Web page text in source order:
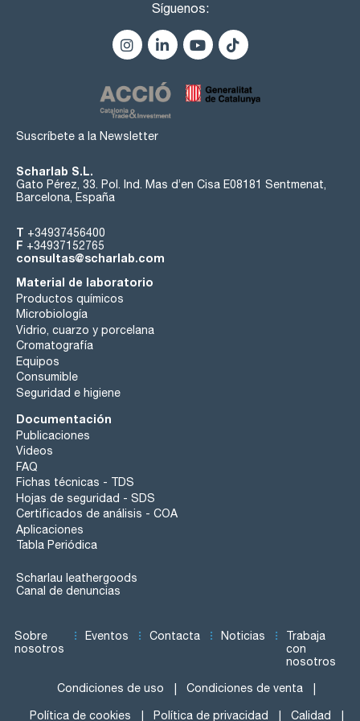
Síguenos:
Suscríbete a la Newsletter
Scharlab S.L.
Gato Pérez, 33. Pol. Ind. Mas d’en Cisa E08181 Sentmenat,
Barcelona, España
T +34937456400
F +34937152765
consultas@scharlab.com
Material de laboratorio
Productos químicos
Microbiología
Vidrio, cuarzo y porcelana
Cromatografía
Equipos
Consumible
Seguridad e higiene
Documentación
Publicaciones
Videos
FAQ
Fichas técnicas - TDS
Hojas de seguridad - SDS
Certificados de análisis - COA
Aplicaciones
Tabla Periódica
Scharlau leathergoods
Canal de denuncias
Sobre
nosotros
Eventos Contacta Noticias
Trabaja
con
nosotros
Condiciones de uso Condiciones de venta
Política de cookies Política de privacidad Calidad